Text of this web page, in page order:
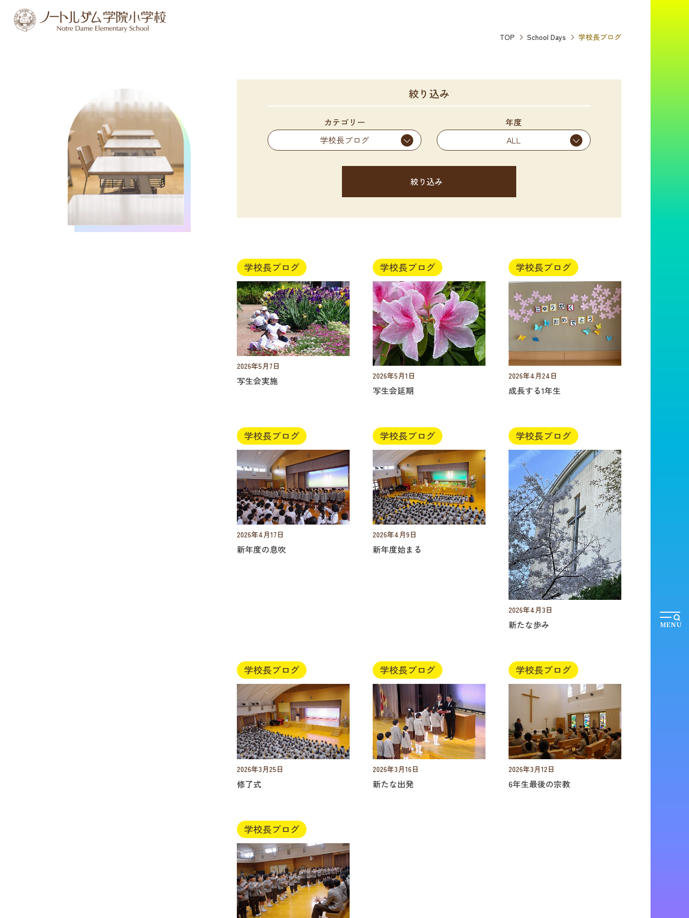
MENU
TOP School Days 学校長ブログ
絞り込み
カテゴリー
学校長ブログ
年度
ALL
絞り込み
学校長ブログ
2026年5月7日
写生会実施
学校長ブログ
2026年5月1日
写生会延期
学校長ブログ
2026年4月24日
成長する1年生
学校長ブログ
2026年4月17日
新年度の息吹
学校長ブログ
2026年4月9日
新年度始まる
学校長ブログ
2026年4月3日
新たな歩み
学校長ブログ
2026年3月25日
修了式
学校長ブログ
2026年3月16日
新たな出発
学校長ブログ
2026年3月12日
6年生最後の宗教
学校長ブログ